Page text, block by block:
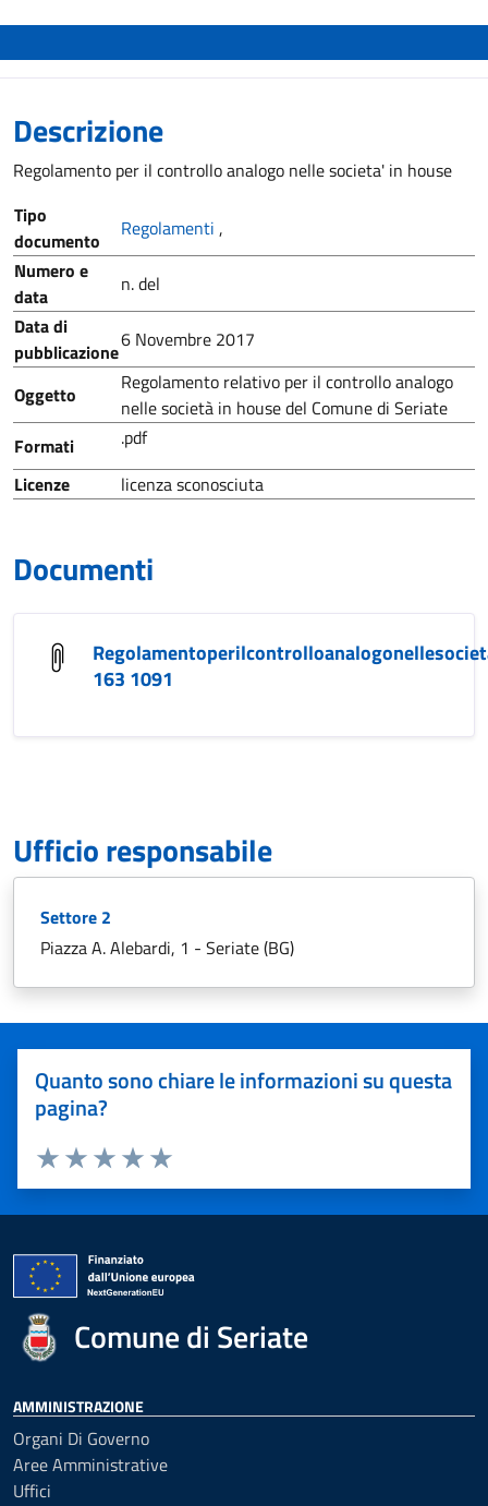
Descrizione
Regolamento per il controllo analogo nelle societa' in house
Tipo
documento
Regolamenti ,
Numero e
data
n. del
Data di
pubblicazione6 Novembre 2017
Oggetto
Regolamento relativo per il controllo analogo
nelle società in house del Comune di Seriate
Formati
.pdf
Licenze
licenza sconosciuta
Documenti
163 1091
Ufficio responsabile
Settore 2
Piazza A. Alebardi, 1 - Seriate (BG)
Quanto sono chiare le informazioni su questa
pagina?
Valuta 5 stelle su 5
Valuta 4 stelle su 5
Valuta 3 stelle su 5
Valuta 2 stelle su 5
Valuta 1 stelle su 5
Comune di Seriate
AMMINISTRAZIONE
Organi Di Governo
Aree Amministrative
Uffici